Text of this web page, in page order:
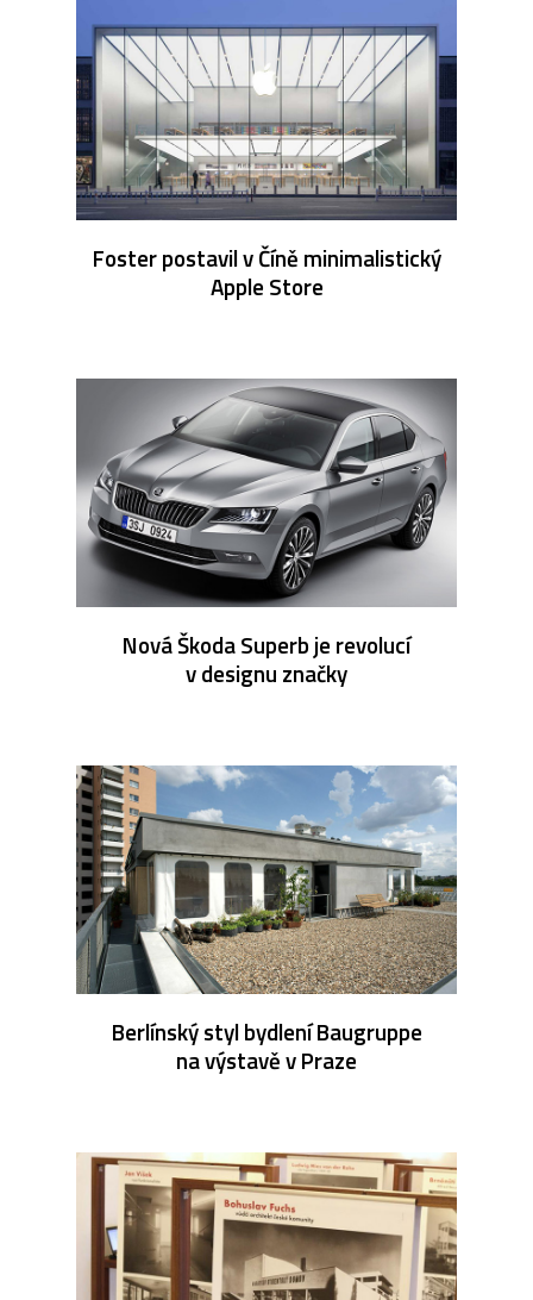
Foster postavil v Číně minimalistický
Apple Store
Nová Škoda Superb je revolucí
v designu značky
Berlínský styl bydlení Baugruppe
na výstavě v Praze